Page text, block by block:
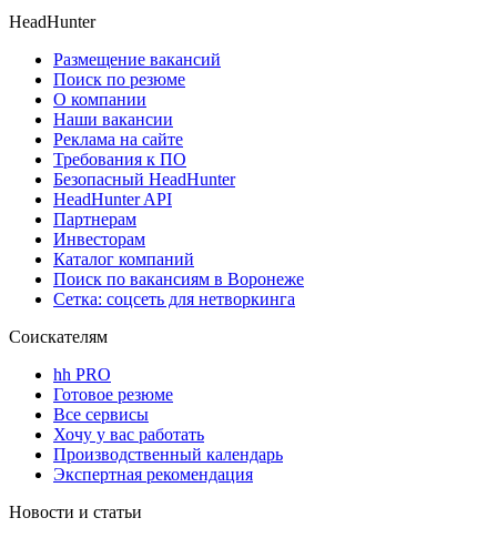
HeadHunter
Размещение вакансий
Поиск по резюме
О компании
Наши вакансии
Реклама на сайте
Требования к ПО
Безопасный HeadHunter
HeadHunter API
Партнерам
Инвесторам
Каталог компаний
Поиск по вакансиям в Воронеже
Сетка: соцсеть для нетворкинга
Соискателям
hh PRO
Готовое резюме
Все сервисы
Хочу у вас работать
Производственный календарь
Экспертная рекомендация
Новости и статьи